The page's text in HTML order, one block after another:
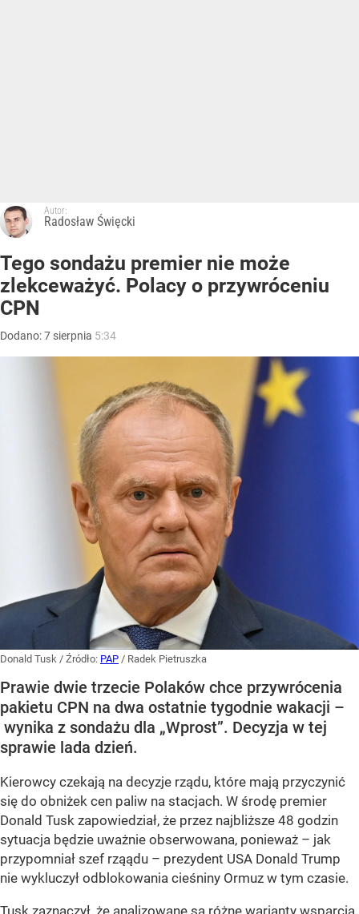
Autor:
Radosław Święcki
Tego sondażu premier nie może
zlekceważyć. Polacy o przywróceniu
CPN
Dodano:7 sierpnia 5:34
Donald Tusk / Źródło: PAP / Radek Pietruszka
Prawie dwie trzecie Polaków chce przywrócenia
pakietu CPN na dwa ostatnie tygodnie wakacji –
wynika z sondażu dla „Wprost”. Decyzja w tej
sprawie lada dzień.
Kierowcy czekają na decyzje rządu, które mają przyczynić
się do obniżek cen paliw na stacjach. W środę premier
Donald Tusk zapowiedział, że przez najbliższe 48 godzin
sytuacja będzie uważnie obserwowana, ponieważ – jak
przypomniał szef rząądu – prezydent USA Donald Trump
nie wykluczył odblokowania cieśniny Ormuz w tym czasie.
Tusk zaznaczył, że analizowane są różne warianty wsparcia.